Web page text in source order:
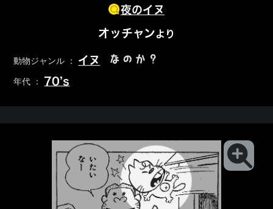
夜のイヌ
オッチャンより
動物ジャンル ： イヌ なのか？
年代 ： 70’s